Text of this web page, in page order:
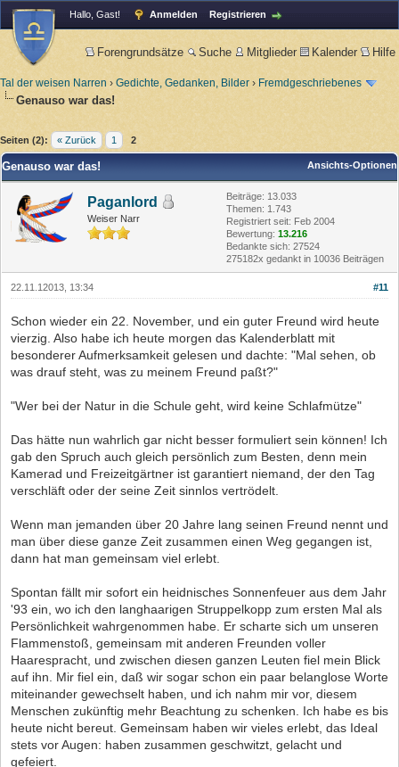
Hallo, Gast! Anmelden Registrieren
Forengrundsätze Suche Mitglieder Kalender Hilfe
Tal der weisen Narren › Gedichte, Gedanken, Bilder ›Fremdgeschriebenes
Genauso war das!
Seiten (2): « Zurück 1 2
Ansichts-Optionen
Genauso war das!
Paganlord
Weiser Narr
Beiträge: 13.033
Themen: 1.743
Registriert seit: Feb 2004
Bewertung: 13.216
Bedankte sich: 27524
275182x gedankt in 10036 Beiträgen
#11
22.11.12013, 13:34
Schon wieder ein 22. November, und ein guter Freund wird heute
vierzig. Also habe ich heute morgen das Kalenderblatt mit
besonderer Aufmerksamkeit gelesen und dachte: "Mal sehen, ob
was drauf steht, was zu meinem Freund paßt?"
"Wer bei der Natur in die Schule geht, wird keine Schlafmütze"
Das hätte nun wahrlich gar nicht besser formuliert sein können! Ich
gab den Spruch auch gleich persönlich zum Besten, denn mein
Kamerad und Freizeitgärtner ist garantiert niemand, der den Tag
verschläft oder der seine Zeit sinnlos vertrödelt.
Wenn man jemanden über 20 Jahre lang seinen Freund nennt und
man über diese ganze Zeit zusammen einen Weg gegangen ist,
dann hat man gemeinsam viel erlebt.
Spontan fällt mir sofort ein heidnisches Sonnenfeuer aus dem Jahr
'93 ein, wo ich den langhaarigen Struppelkopp zum ersten Mal als
Persönlichkeit wahrgenommen habe. Er scharte sich um unseren
Flammenstoß, gemeinsam mit anderen Freunden voller
Haarespracht, und zwischen diesen ganzen Leuten fiel mein Blick
auf ihn. Mir fiel ein, daß wir sogar schon ein paar belanglose Worte
miteinander gewechselt haben, und ich nahm mir vor, diesem
Menschen zukünftig mehr Beachtung zu schenken. Ich habe es bis
heute nicht bereut. Gemeinsam haben wir vieles erlebt, das Ideal
stets vor Augen: haben zusammen geschwitzt, gelacht und
gefeiert.